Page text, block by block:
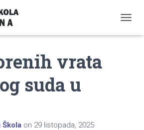
vrata
suda u
Škola on 29 listopada, 2025